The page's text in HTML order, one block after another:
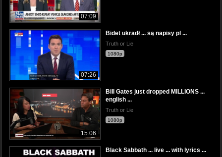
07:09
07:26
Bidet ukradł ... są napisy pl ...
Truth or Lie
1080p
15:06
Bill Gates just dropped MILLIONS ...
english ...
Truth or Lie
1080p
Black Sabbath ... live ... with lyrics ...